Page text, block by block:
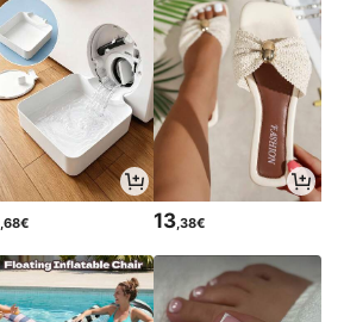
,68€ 13,38€